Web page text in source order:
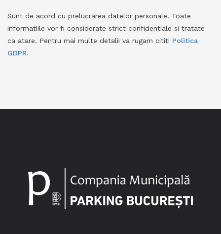
Sunt de acord cu prelucrarea datelor personale. Toate
informatiile vor fi considerate strict confidentiale si tratate
ca atare. Pentru mai multe detalii va rugam cititi Politica
GDPR.